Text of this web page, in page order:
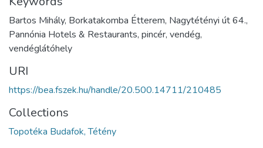
Bartos Mihály, Borkatakomba Étterem, Nagytétényi út 64.,
Pannónia Hotels & Restaurants, pincér, vendég,
vendéglátóhely
URI
https://bea.fszek.hu/handle/20.500.14711/210485
Collections
Topotéka Budafok, Tétény